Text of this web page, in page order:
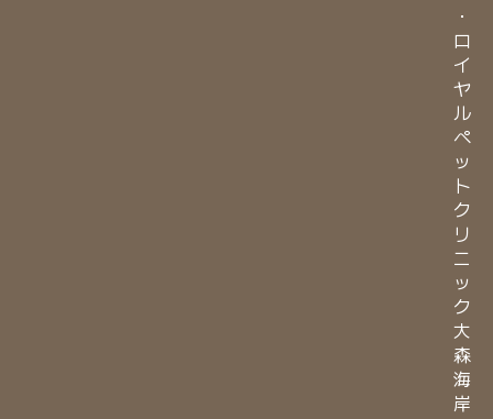
・
ロ
イ
ヤ
ル
ペ
ッ
ト
ク
リ
ニ
ッ
ク
大
森
海
岸